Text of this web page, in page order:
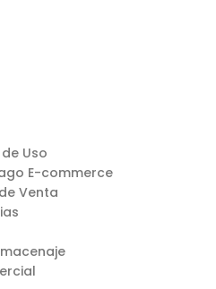
Uso
E-commerce
Venta